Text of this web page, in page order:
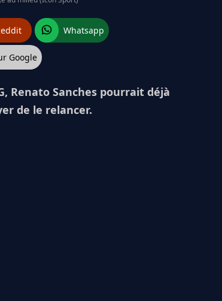
Whatsapp
Google
Renato Sanches pourrait déjà
de le relancer.